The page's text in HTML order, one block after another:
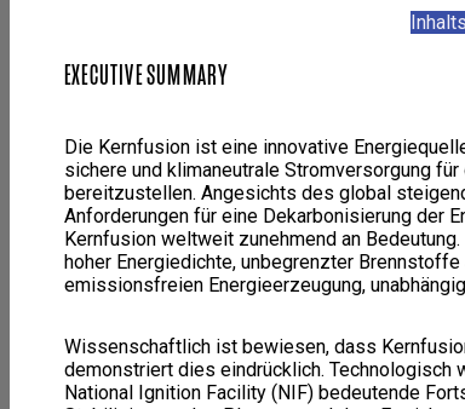
EXECUTIVE SUMMARY
Die Kernfusion ist eine innovative
sichere und klimaneutrale Stromversorgung
bereitzustellen. Angesichts des global
Anforderungen für eine Dekarbonisierung der
Kernfusion weltweit zunehmend an
hoher Energiedichte, unbegrenzter
emissionsfreien Energieerzeugung,
Wissenschaftlich ist bewiesen, dass
demonstriert dies eindrücklich. Technologisch
National Ignition Facility (NIF) bedeutende